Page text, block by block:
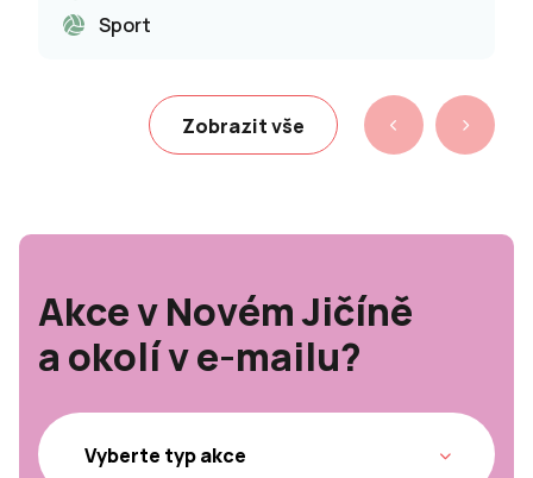
Sport
Zobrazit vše
Akce v Novém Jičíně
a okolí v e-mailu?